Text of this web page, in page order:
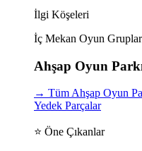
İlgi Köşeleri
İç Mekan Oyun
Ahşap Oyun
→ Tüm Ahşap Oyun
Yedek Parçalar
⭐ Öne Çıkanlar